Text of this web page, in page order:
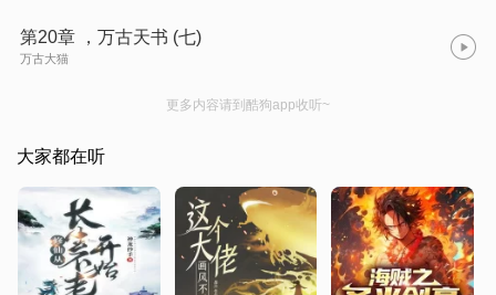
第20章 ，万古天书 (七)
万古大猫
更多内容请到酷狗app收听~
大家都在听